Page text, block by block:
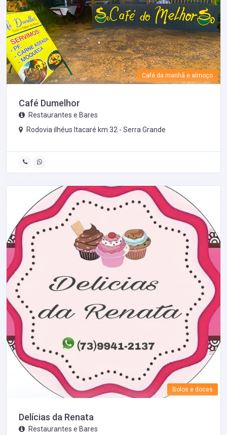
Café da manhã e almoço
Café Dumelhor
Restaurantes e Bares
Rodovia ilhéus Itacaré km 32 - Serra Grande
Bolos e doces
Delícias da Renata
Restaurantes e Bares